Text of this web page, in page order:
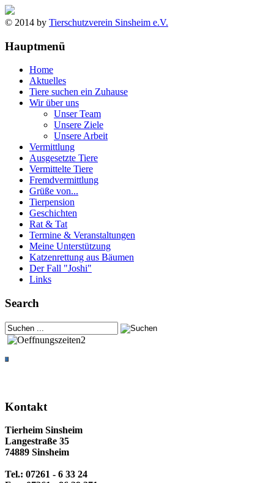
© 2014 by Tierschutzverein Sinsheim e.V.
Hauptmenü
Home
Aktuelles
Tiere suchen ein Zuhause
Wir über uns
Unser Team
Unsere Ziele
Unsere Arbeit
Vermittlung
Ausgesetzte Tiere
Vermittelte Tiere
Fremdvermittlung
Grüße von...
Tierpension
Geschichten
Rat & Tat
Termine & Veranstaltungen
Meine Unterstützung
Katzenrettung aus Bäumen
Der Fall "Joshi"
Links
Search
Kontakt
Tierheim Sinsheim
Langestraße 35
74889 Sinsheim
Tel.: 07261 - 6 33 24